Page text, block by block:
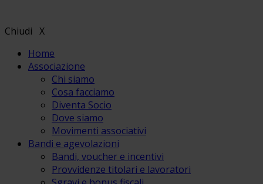
Chiudi X
Home
Associazione
Chi siamo
Cosa facciamo
Diventa Socio
Dove siamo
Movimenti associativi
Bandi e agevolazioni
Bandi, voucher e incentivi
Provvidenze titolari e lavoratori